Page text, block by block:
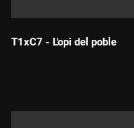
T1xC7 - L'opi del poble